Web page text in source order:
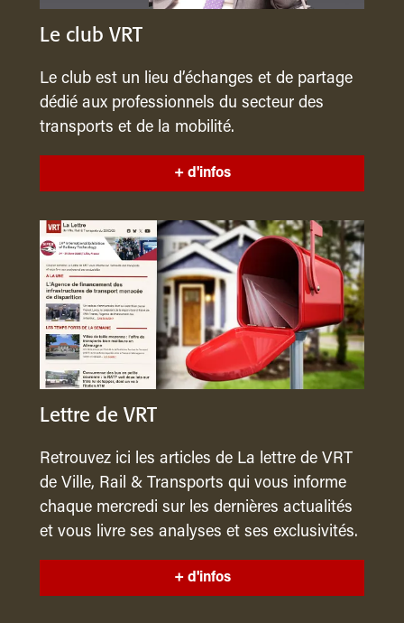
Le club VRT
Le club est un lieu d’échanges et de partage
dédié aux professionnels du secteur des
transports et de la mobilité.
+ d'infos
Lettre de VRT
Retrouvez ici les articles de La lettre de VRT
de Ville, Rail & Transports qui vous informe
chaque mercredi sur les dernières actualités
et vous livre ses analyses et ses exclusivités.
+ d'infos